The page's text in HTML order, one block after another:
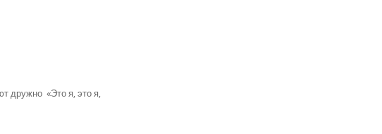
дружно «Это я, это я,